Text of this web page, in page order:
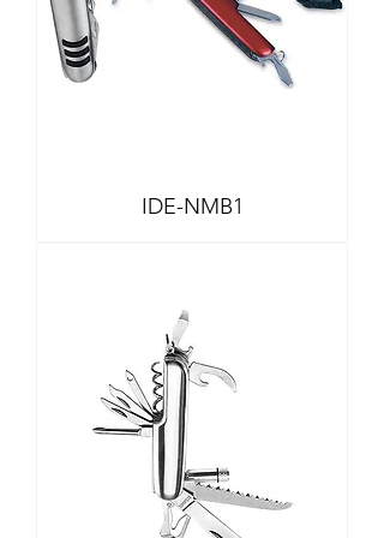
IDE-NMB1